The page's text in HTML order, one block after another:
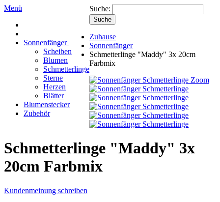
Menü
Sonnenfänger
Scheiben
Blumen
Schmetterlinge
Sterne
Herzen
Blätter
Blumenstecker
Zubehör
Suche:
Suche
Zuhause
Sonnenfänger
Schmetterlinge "Maddy" 3x 20cm
Farbmix
Zoom
Schmetterlinge "Maddy" 3x
20cm Farbmix
Kundenmeinung schreiben